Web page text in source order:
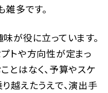
雑多です。
が役に立っています。
トや方向性が定まっ
とはなく、予算やスケ
越えたうえで、演出手